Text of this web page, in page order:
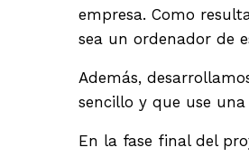
empresa. Como
sea un ordenador de
Además,
sencillo y que use
En la fase final del